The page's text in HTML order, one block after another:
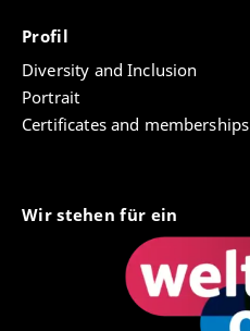
Profil
Diversity and Inclusion
Portrait
Certificates and memberships
Wir stehen für ein